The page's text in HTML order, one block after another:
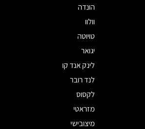
הונדה
וולוו
טויוטה
יגואר
לינק אנד קו
לנד רובר
לקסוס
מזראטי
מיצובישי